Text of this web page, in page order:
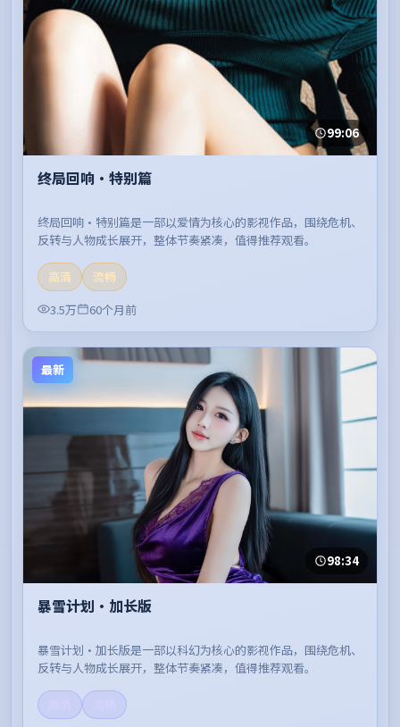
99:06
终局回响·特别篇
终局回响·特别篇是一部以爱情为核心的影视作品，围绕危机、
反转与人物成长展开，整体节奏紧凑，值得推荐观看。
高清
流畅
3.5万
60个月前
最新
98:34
暴雪计划·加长版
暴雪计划·加长版是一部以科幻为核心的影视作品，围绕危机、
反转与人物成长展开，整体节奏紧凑，值得推荐观看。